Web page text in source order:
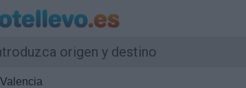
origen y destino